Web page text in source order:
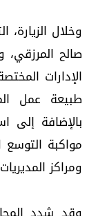
وخلال
صالح
الإدارات
طبيعة عمل
بالإضافة إلى
مواكبة
ومراكز